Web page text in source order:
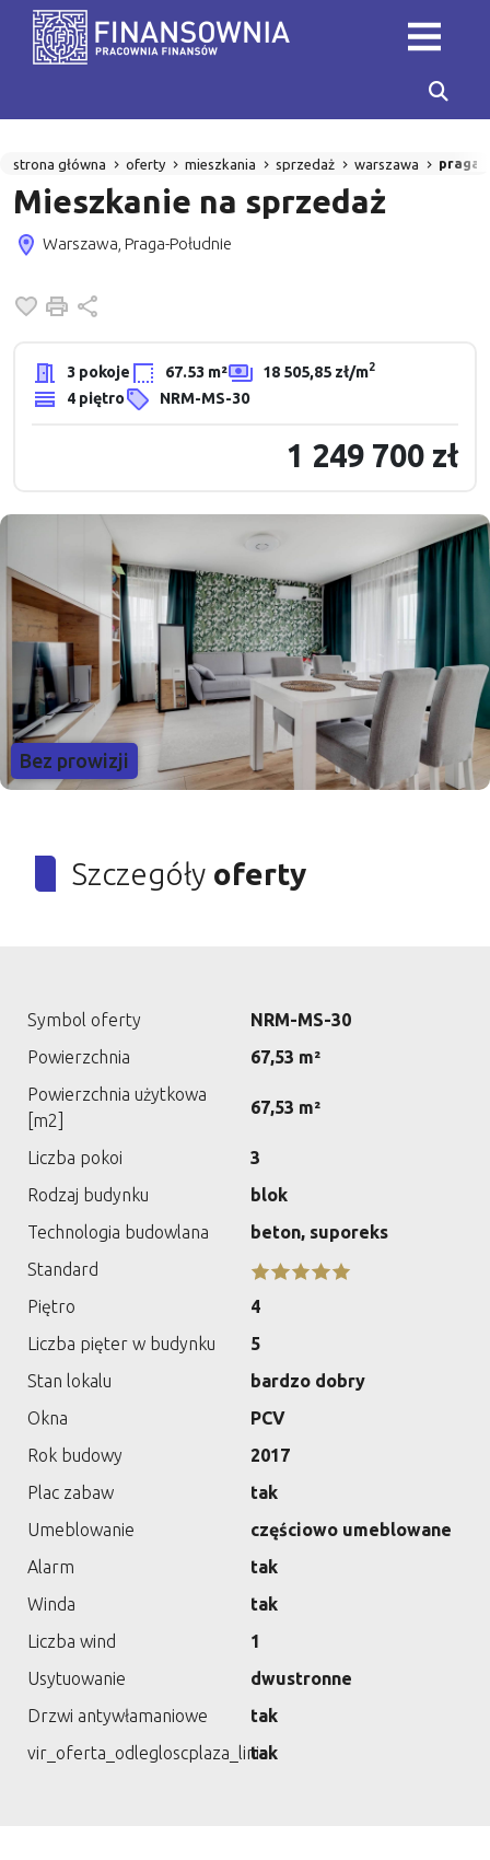
strona główna oferty mieszkania sprzedaż warszawa praga-
Mieszkanie na sprzedaż
Warszawa, Praga-Południe
Dodaj do ulubionych
Drukuj
3 pokoje 67.53 m² 18 505,85 zł/m2
4 piętro NRM-MS-30
1 249 700 zł
Bez prowizji
Szczegóły oferty
Symbol oferty
NRM-MS-30
Powierzchnia
67,53 m²
Powierzchnia użytkowa
[m2]
67,53 m²
Liczba pokoi
3
Rodzaj budynku
blok
Technologia budowlana
beton, suporeks
Standard
Piętro
4
Liczba pięter w budynku
5
Stan lokalu
bardzo dobry
Okna
PCV
Rok budowy
2017
Plac zabaw
tak
Umeblowanie
częściowo umeblowane
Alarm
tak
Winda
tak
Liczba wind
1
Usytuowanie
dwustronne
Drzwi antywłamaniowe
tak
vir_oferta_odlegloscplaza_linia
tak